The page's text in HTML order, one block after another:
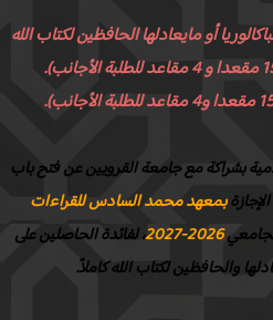
أو مايعادلها الحافظين لكتاب الله
بشراكة مع جامعة القرويين عن فتح باب
بمعهد محمد السادس للقراءات
2026-2027
، لفائدة الحاصلين على
والحافظين لكتاب الله كاملاً.